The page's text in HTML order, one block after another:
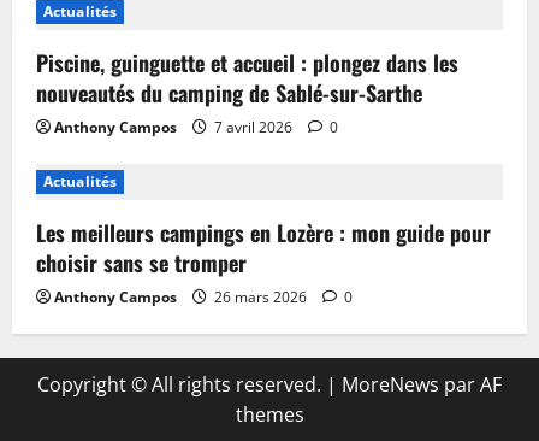
Actualités
Piscine, guinguette et accueil : plongez dans les
nouveautés du camping de Sablé-sur-Sarthe
Anthony Campos 7 avril 2026 0
Actualités
Les meilleurs campings en Lozère : mon guide pour
choisir sans se tromper
Anthony Campos 26 mars 2026 0
Copyright © All rights reserved. | MoreNews par AF
themes